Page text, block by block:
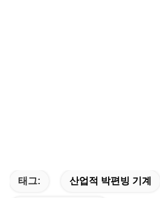
태그: 산업적 박편빙 기계